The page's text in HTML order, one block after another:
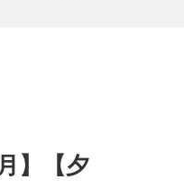
】【夕